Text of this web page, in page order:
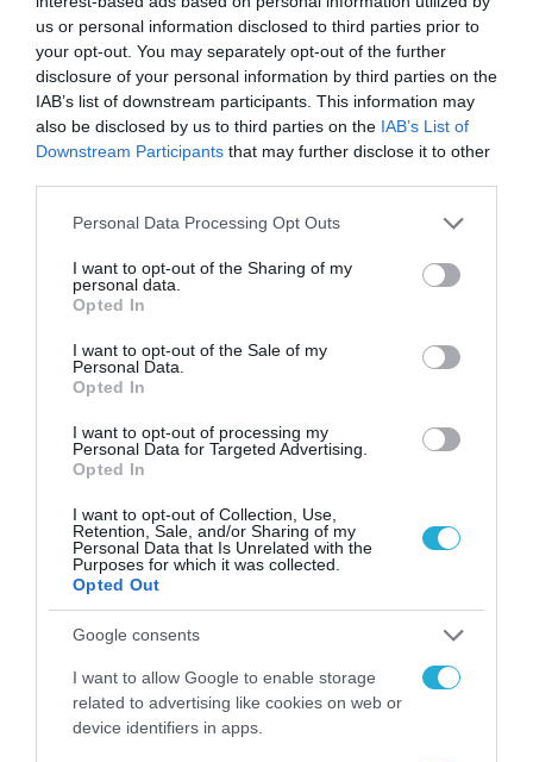
us or personal information disclosed to third parties prior to
your opt-out. You may separately opt-out of the further
disclosure of your personal information by third parties on the
IAB’s list of downstream participants. This information may
also be disclosed by us to third parties on the IAB’s List of
Downstream Participants that may further disclose it to other
Please note that this website/app uses one or more Google
not limited to your visit or usage behaviour. You may click to
grant or deny consent to Google and its third-party tags to
use your data for below specified purposes in below Google
consent section.
Personal Data Processing Opt Outs
I want to opt-out of the Sharing of my
personal data.
Opted In
I want to opt-out of the Sale of my
Personal Data.
Opted In
I want to opt-out of processing my
Personal Data for Targeted Advertising.
Opted In
I want to opt-out of Collection, Use,
Retention, Sale, and/or Sharing of my
Personal Data that Is Unrelated with the
Purposes for which it was collected.
Opted Out
Google consents
I want to allow Google to enable storage
related to advertising like cookies on web or
device identifiers in apps.
Πυροβολισμοί σε καφετέρια εναντίον
Τούρκου στην Ακαδημία Πλάτωνος: Δύο
τραυματίες – Ο ένας αστυνομικός (upd)
Ο χώρος έχει αποκλειστεί από αστυνομικές δυνάμεις
28.05.2025 | 08:26